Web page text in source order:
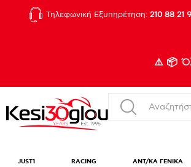
Τηλεφωνική Εξυπηρέτηση: 210 88 21
⚠️ 📦
JUST1 RACING ΑΝΤ/ΚΑ ΓΕΝΙΚΑ